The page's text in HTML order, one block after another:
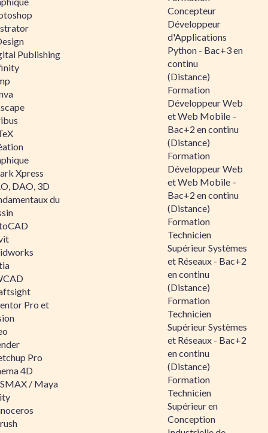
Publishing
Xpress
DAO, 3D
du
Pro et
Pro
4D
/ Maya
Concepteur
Développeur
d'Applications
Python - Bac+3 en
continu
(Distance)
Formation
Développeur Web
et Web Mobile –
Bac+2 en continu
(Distance)
Formation
Développeur Web
et Web Mobile –
Bac+2 en continu
(Distance)
Formation
Technicien
Supérieur Systèmes
et Réseaux - Bac+2
en continu
(Distance)
Formation
Technicien
Supérieur Systèmes
et Réseaux - Bac+2
en continu
(Distance)
Formation
Technicien
Supérieur en
Conception